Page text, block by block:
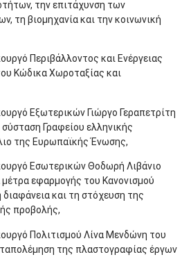
την επιτάχυνση των
τη βιομηχανία και την κοινωνική
Περιβάλλοντος και Ενέργειας
Κώδικα Χωροταξίας και
Εξωτερικών Γιώργο Γεραπετρίτη
Γραφείου ελληνικής
της Ευρωπαϊκής Ένωσης,
Εσωτερικών Θοδωρή Λιβάνιο
μέτρα εφαρμογής του Κανονισμού
και τη στόχευση της
προβολής,
Πολιτισμού Λίνα Μενδώνη του
της πλαστογραφίας έργων